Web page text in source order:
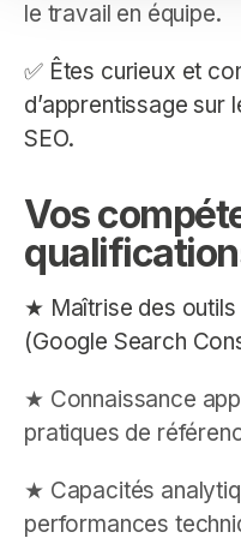
le travail en équipe.
✅ Êtes curieux et
d’apprentissage sur
SEO.
Vos
★ Maîtrise des outils
(Google Search
★ Connaissance
pratiques de
★ Capacités
performances